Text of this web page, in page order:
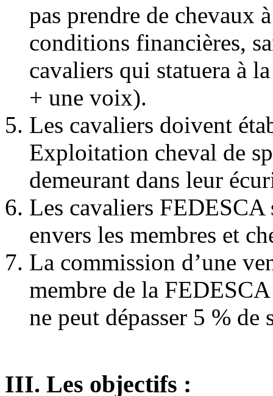
pas prendre de chevaux
conditions financières,
cavaliers qui statuera à
+ une voix).
Les cavaliers doivent
Exploitation cheval de
demeurant dans leur
Les cavaliers FEDESCA
envers les membres et
La commission d’une
membre de la
ne peut dépasser 5 % de
III. Les objectifs :